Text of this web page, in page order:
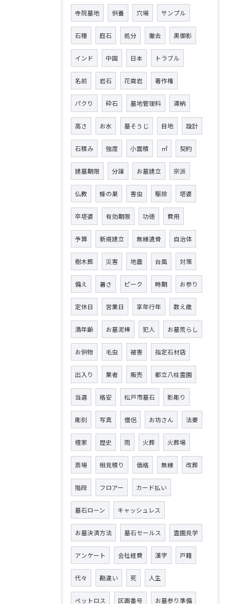
寺院墓地 供養 穴場 サンプル
石種 庭石 処分 撤去 黒御影
インド 中国 日本 トラブル
名前 岩石 花崗岩 著作権
パクり 砕石 墓地管理料 滞納
高さ お水 墓そうじ 目地 設計
石積み 強度 小面積 ㎡ 契約
建墓期限 分譲 お墓建立 宗派
仏教 蜂の巣 害虫 駆除 塔婆
卒塔婆 有効期限 功徳 費用
予算 新規建立 無縁遺骨 自治体
樹木葬 災害 地震 台風 対策
備え 暑さ ピーク 時期 お参り
定休日 営業日 享年行年 数え歳
満年齢 お墓泥棒 犯人 お墓荒らし
お供物 毛虫 被害 指定石材店
出入り 業者 販売 都立八柱霊園
当選 格安 松戸市墓石 影彫り
彫刻 写真 僧侶 お坊さん 法要
檀家 歴史 雨 火葬 火葬場
斎場 相見積り 価格 無縁 改葬
階段 フロアー カード払い
墓石ローン キャッシュレス
お墓決済方法 墓石セールス 霊園見学
アンケート 会社経費 漢字 戸籍
代々 勘違い 死 人生
ペットロス 区画番号 お墓参り準備